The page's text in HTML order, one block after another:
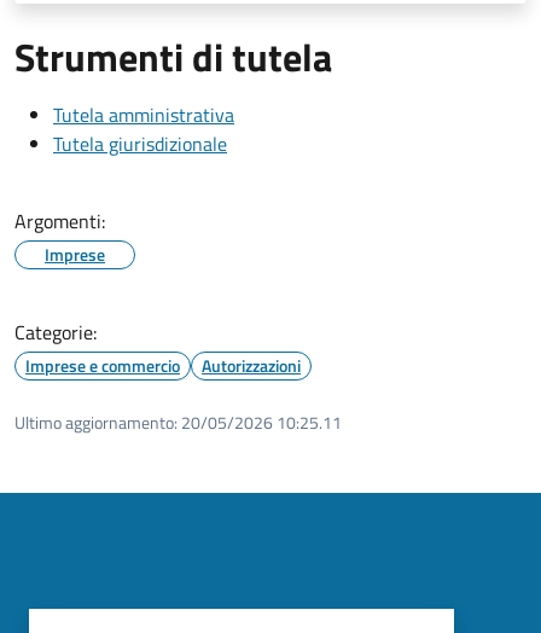
Strumenti di tutela
Tutela amministrativa
Tutela giurisdizionale
Argomenti:
Imprese
Categorie:
Imprese e commercio Autorizzazioni
Ultimo aggiornamento: 20/05/2026 10:25.11